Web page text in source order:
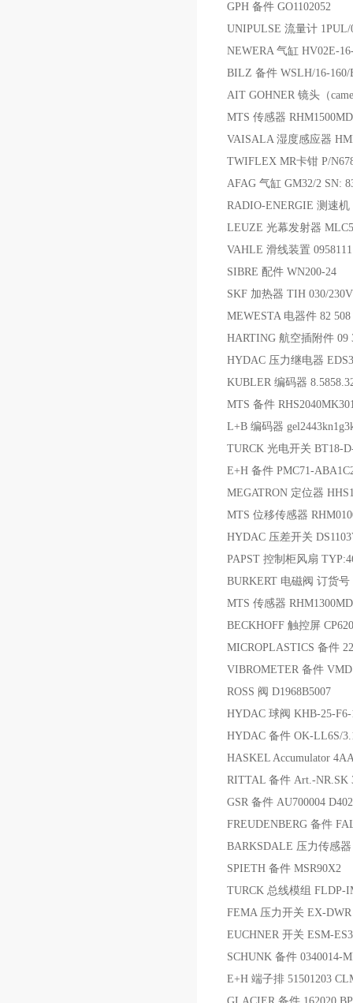
GPH 备件 GO1102052
UNIPULSE 流量计 1PUL/
NEWERA 气缸 HV02E-
BILZ 备件 WSLH/16-160/
AIT GOHNER 镜头（
MTS 传感器
VAISALA 湿度感应器
TWIFLEX MR卡钳 P/
AFAG 气缸 GM32/2 SN:
RADIO-ENERGIE 测速机
LEUZE 光幕发射器
VAHLE 滑线装置
SIBRE 配件 WN200-24
SKF 加热器 TIH 030/230V
MEWESTA 电器件 82 508
HARTING 航空插附件 09
HYDAC 压力继电器
KUBLER 编码器
MTS 备件
L+B 编码器
TURCK 光电开关 BT18-
E+H 备件 PMC71-
MEGATRON 定位器
MTS 位移传感器
HYDAC 压差开关
PAPST 控制柜风扇
BURKERT 电磁阀 订货号
MTS 传感器
BECKHOFF 触控屏
MICROPLASTICS 备件
VIBROMETER 备件
ROSS 阀 D1968B5007
HYDAC 球阀 KHB-25-F6-
HYDAC 备件 OK-LL6S/
HASKEL Accumulator
RITTAL 备件 Art.-NR.SK
GSR 备件 AU700004
FREUDENBERG 备件
BARKSDALE 压力传感器
SPIETH 备件 MSR90X2
TURCK 总线模组 FLDP-
FEMA 压力开关 EX-
EUCHNER 开关 ESM-
SCHUNK 备件 0340014-
E+H 端子排 51501203